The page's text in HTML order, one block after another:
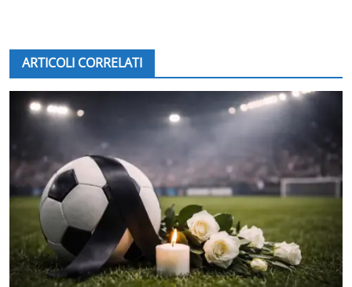
ARTICOLI CORRELATI